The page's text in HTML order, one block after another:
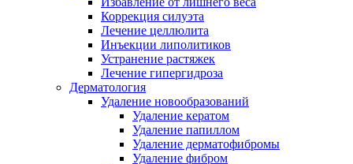
Коррекция силуэта
Лечение целлюлита
Инъекции липолитиков
Устранение растяжек
Лечение гипергидроза
Дерматология
Удаление новообразований
Удаление кератом
Удаление папиллом
Удаление дерматофибромы
Удаление фибром